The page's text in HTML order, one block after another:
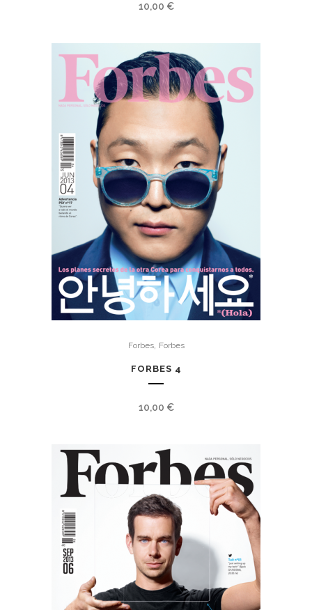
10,00 €
Forbes, Forbes
FORBES 4
10,00 €